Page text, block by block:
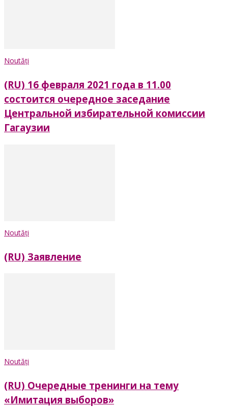
Noutăți
(RU) 16 февраля 2021 года в 11.00
состоится очередное заседание
Центральной избирательной комиссии
Гагаузии
Noutăți
(RU) Заявление
Noutăți
(RU) Очередные тренинги на тему
«Имитация выборов»